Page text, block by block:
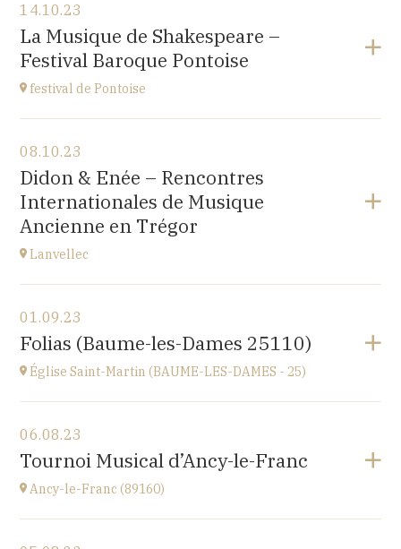
Japan Evangelical Lutheran Tokyo Church
1-14-14 OKUBO SHINJUKU TOKYO, JAPAN
à14H
14.10.23
La Musique de Shakespeare –
Festival Baroque Pontoise
festival de Pontoise
église St Aubin, Ennery (95300)
place Robert Schumann
à18H00
Accéder au site
08.10.23
Didon & Enée – Rencontres
Internationales de Musique
Ancienne en Trégor
Lanvellec
Lanvellec
à 15H
Accéder au site
01.09.23
Folias (Baume-les-Dames 25110)
Église Saint-Martin (BAUME-LES-DAMES - 25)
église Saint-Martin,
place St Martin, 25110 Baume-les-Dames
à 20H00
06.08.23
Tournoi Musical d’Ancy-le-Franc
Ancy-le-Franc (89160)